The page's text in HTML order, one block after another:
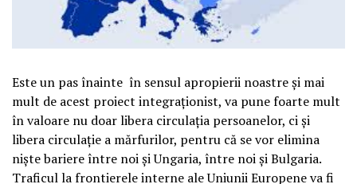
Este un pas înainte în sensul apropierii noastre şi mai
mult de acest proiect integraţionist, va pune foarte mult
în valoare nu doar libera circulaţia persoanelor, ci şi
libera circulaţie a mărfurilor, pentru că se vor elimina
nişte bariere între noi şi Ungaria, între noi şi Bulgaria.
Traficul la frontierele interne ale Uniunii Europene va fi